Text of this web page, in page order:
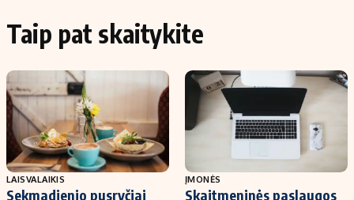
Taip pat skaitykite
LAISVALAIKIS
Sekmadienio pusryčiai
ĮMONĖS
Skaitmeninės paslaugos